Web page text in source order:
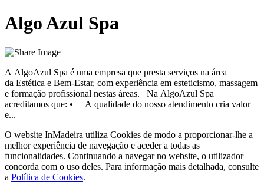
Algo Azul Spa
A AlgoAzul Spa é uma empresa que presta serviços na área
da Estética e Bem-Estar, com experiência em esteticismo, massagem
e formação profissional nestas áreas. Na AlgoAzul Spa
acreditamos que: • A qualidade do nosso atendimento cria valor
e...
O website InMadeira utiliza Cookies de modo a proporcionar-lhe a
melhor experiência de navegação e aceder a todas as
funcionalidades. Continuando a navegar no website, o utilizador
concorda com o uso deles. Para informação mais detalhada, consulte
a Política de Cookies.